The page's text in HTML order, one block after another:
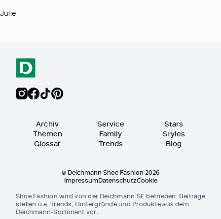
Julie
Archiv
Themen
Glossar
Service
Family
Trends
Stars
Styles
Blog
© Deichmann Shoe Fashion 2026
ImpressumDatenschutzCookie
Shoe Fashion wird von der Deichmann SE betrieben. Beiträge
stellen u.a. Trends, Hintergründe und Produkte aus dem
Deichmann-Sortiment vor.